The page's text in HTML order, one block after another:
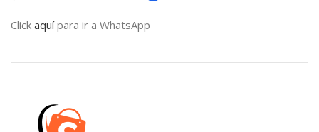
Click aquípara ir a WhatsApp